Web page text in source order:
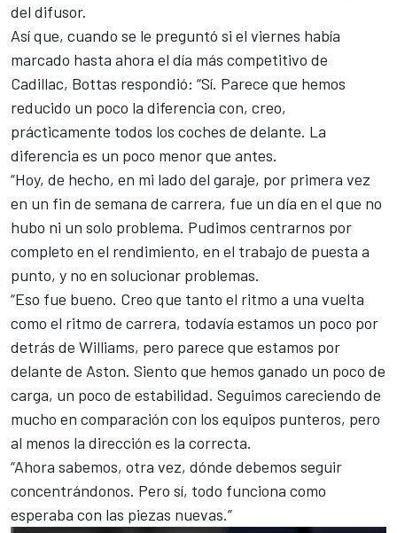
del difusor.
Así que, cuando se le preguntó si el viernes había
marcado hasta ahora el día más competitivo de
Cadillac, Bottas respondió: “Sí. Parece que hemos
reducido un poco la diferencia con, creo,
prácticamente todos los coches de delante. La
diferencia es un poco menor que antes.
“Hoy, de hecho, en mi lado del garaje, por primera vez
en un fin de semana de carrera, fue un día en el que no
hubo ni un solo problema. Pudimos centrarnos por
completo en el rendimiento, en el trabajo de puesta a
punto, y no en solucionar problemas.
“Eso fue bueno. Creo que tanto el ritmo a una vuelta
como el ritmo de carrera, todavía estamos un poco por
detrás de Williams, pero parece que estamos por
delante de Aston. Siento que hemos ganado un poco de
carga, un poco de estabilidad. Seguimos careciendo de
mucho en comparación con los equipos punteros, pero
al menos la dirección es la correcta.
“Ahora sabemos, otra vez, dónde debemos seguir
concentrándonos. Pero sí, todo funciona como
esperaba con las piezas nuevas.”